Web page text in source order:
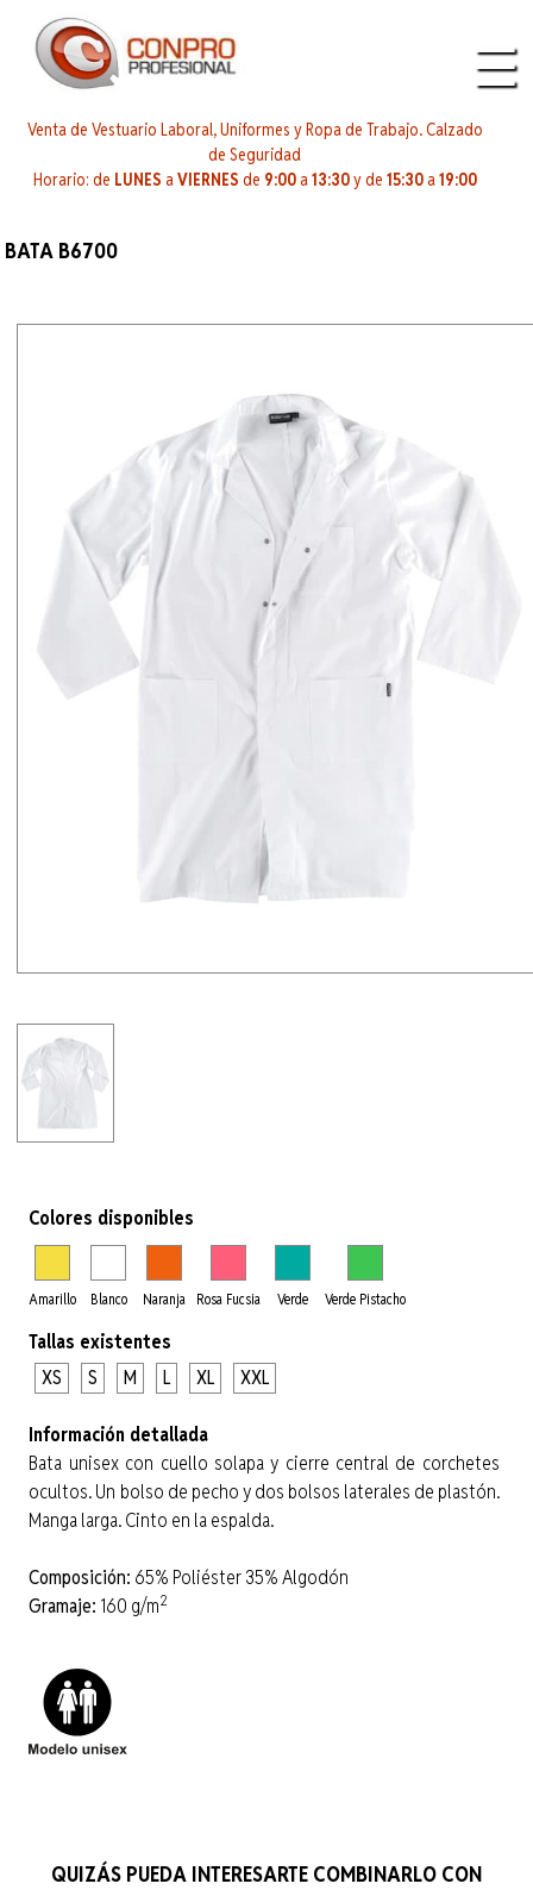
Venta de Vestuario Laboral, Uniformes y Ropa de Trabajo. Calzado
de Seguridad
Horario: de LUNES aVIERNES de 9:00a13:30y de 15:30a19:00
BATA B6700
Colores disponibles
Amarillo Blanco Naranja Rosa Fucsia Verde Verde Pistacho
Tallas existentes
XS
S M L XL XXL
Información detallada
Bata unisex con cuello solapa y cierre central de corchetes
ocultos. Un bolso de pecho y dos bolsos laterales de plastón.
Manga larga. Cinto en la espalda.
Composición: 65% Poliéster 35% Algodón
Gramaje: 160 g/m2
QUIZÁS PUEDA INTERESARTE COMBINARLO CON